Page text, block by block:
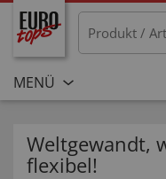
MENÜ
Weltgewandt,
flexibel!